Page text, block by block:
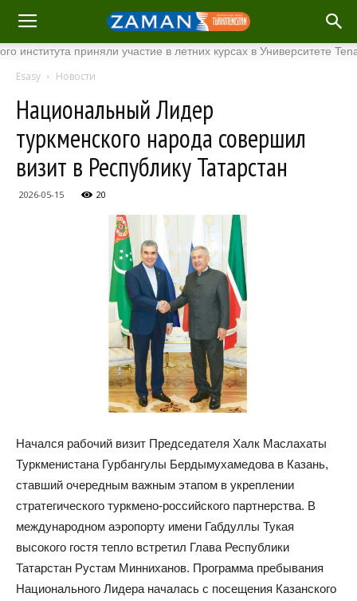
приняли участие в летних курсах в Университете Tenaga
Esasy Новости
Национальный Лидер
туркменского народа совершил
визит в Республику Татарстан
2026-05-15 20
Начался рабочий визит Председателя Халк Маслахаты
Туркменистана Гурбангулы Бердымухамедова в Казань,
ставший очередным важным этапом в укреплении
стратегического туркмено-российского партнерства. В
международном аэропорту имени Габдуллы Тукая
высокого гостя тепло встретил Глава Республики
Татарстан Рустам Минниханов. Программа пребывания
Национального Лидера началась с посещения Казанского